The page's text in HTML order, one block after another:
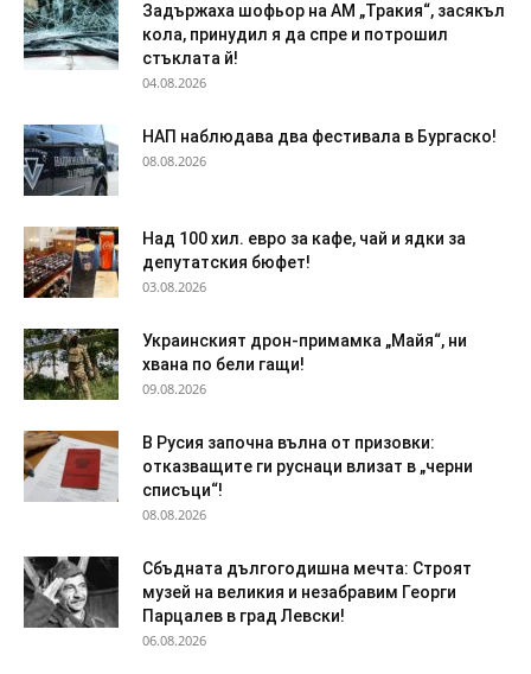
Задържаха шофьор на АМ „Тракия“, засякъл
кола, принудил я да спре и потрошил
стъклата й!
04.08.2026
НАП наблюдава два фестивала в Бургаско!
08.08.2026
Над 100 хил. евро за кафе, чай и ядки за
депутатския бюфет!
03.08.2026
Украинският дрон-примамка „Майя“, ни
хвана по бели гащи!
09.08.2026
В Русия започна вълна от призовки:
отказващите ги руснаци влизат в „черни
списъци“!
08.08.2026
Сбъдната дългогодишна мечта: Строят
музей на великия и незабравим Георги
Парцалев в град Левски!
06.08.2026